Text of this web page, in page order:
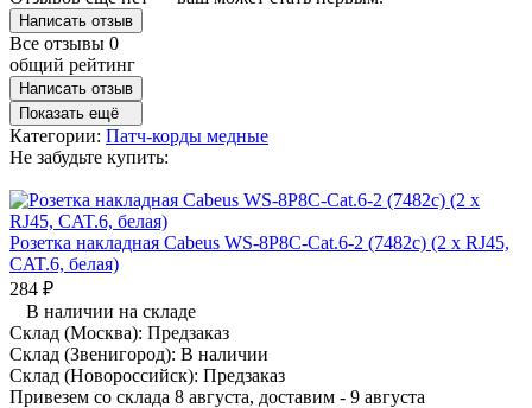
Написать отзыв
Все отзывы 0
общий рейтинг
Написать отзыв
Показать ещё
Категории: Патч-корды медные
Не забудьте купить:
Розетка накладная Cabeus WS-8P8C-Cat.6-2 (7482c) (2 x RJ45,
CAT.6, белая)
284 ₽
В наличии на складе
Склад (Москва): Предзаказ
Склад (Звенигород): В наличии
Склад (Новороссийск): Предзаказ
Привезем со склада 8 августа, доставим - 9 августа